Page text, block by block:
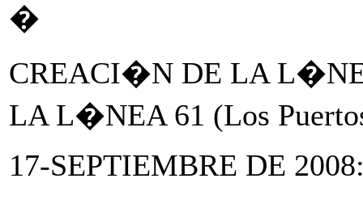
�
CREACI�N DE LA
LA L�NEA 61 (Los
17-SEPTIEMBRE DE